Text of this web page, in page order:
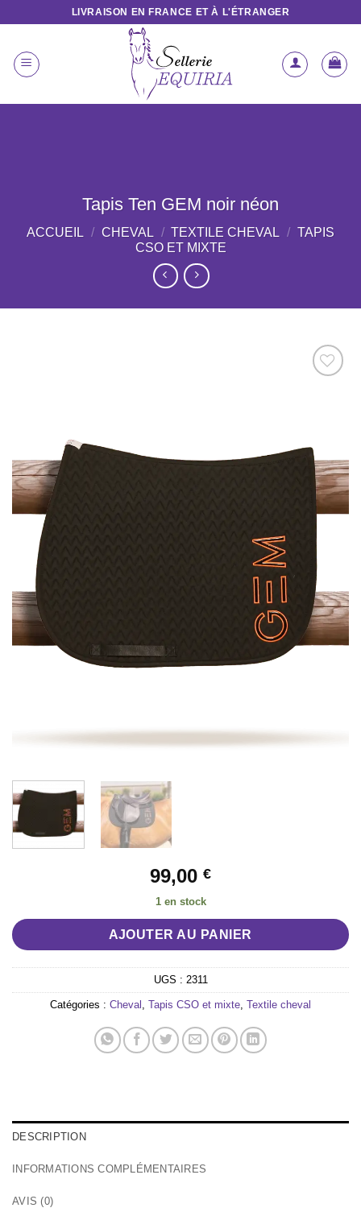
contenu
LIVRAISON EN FRANCE ET À L'ÉTRANGER
Tapis Ten GEM noir néon
ACCUEIL / CHEVAL / TEXTILE CHEVAL / TAPIS
CSO ET MIXTE
99,00 €
1 en stock
AJOUTER AU PANIER
UGS : 2311
Catégories : Cheval Tapis CSO et mixte Textile cheval
DESCRIPTION
INFORMATIONS COMPLÉMENTAIRES
AVIS (0)